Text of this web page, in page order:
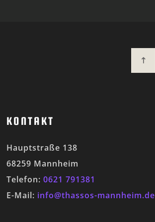
KONTAKT
Hauptstraße 138
68259 Mannheim
Telefon: 0621 791381
E-Mail: info@thassos-mannheim.de